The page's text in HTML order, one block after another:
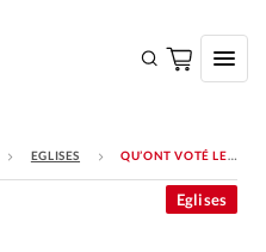
EGLISES QU’ONT VOTÉ LES ÉVANGÉLIQUES?
Eglises